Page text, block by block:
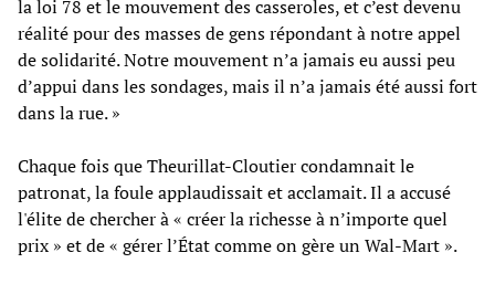
la loi 78 et le mouvement des casseroles, et c’est devenu
réalité pour des masses de gens répondant à notre appel
de solidarité. Notre mouvement n’a jamais eu aussi peu
d’appui dans les sondages, mais il n’a jamais été aussi fort
dans la rue. »
Chaque fois que Theurillat-Cloutier condamnait le
patronat, la foule applaudissait et acclamait. Il a accusé
l'élite de chercher à « créer la richesse à n’importe quel
prix » et de « gérer l’État comme on gère un Wal-Mart ».